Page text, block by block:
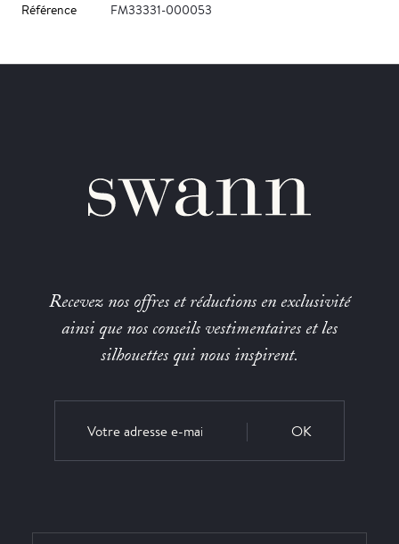
Référence
FM33331-000053
Recevez nos offres et réductions en exclusivité
ainsi que nos conseils vestimentaires et les
silhouettes qui nous inspirent.
OK